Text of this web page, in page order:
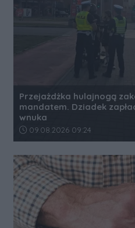
Przejażdżka hulajnogą
mandatem. Dziadek
wnuka
Data dodania artykułu:
09.08.2026 09:24